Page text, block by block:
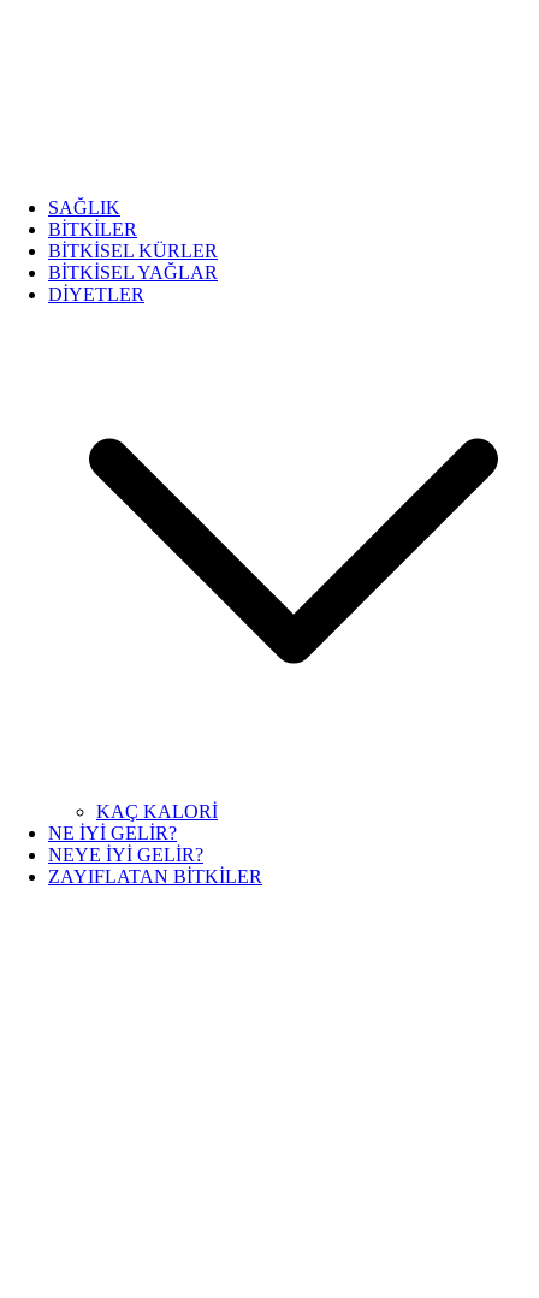
SAĞLIK
BİTKİLER
BİTKİSEL KÜRLER
BİTKİSEL YAĞLAR
DİYETLER
KAÇ KALORİ
NE İYİ GELİR?
NEYE İYİ GELİR?
ZAYIFLATAN BİTKİLER